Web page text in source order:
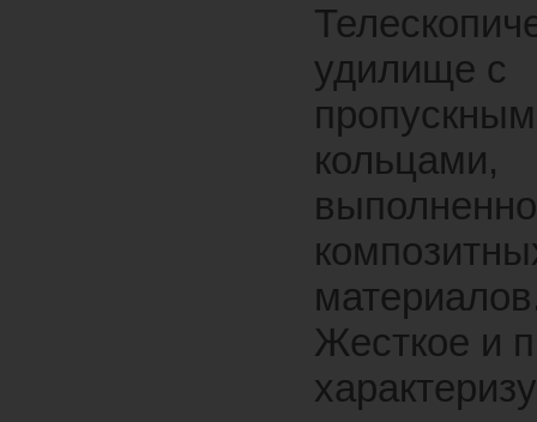
удилище с
кольцами,
Жесткое и